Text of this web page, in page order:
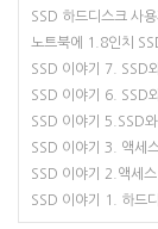
SSD 하드디스크 사
노트북에 1.8인치
SSD 이야기 7. SSD
SSD 이야기 6. SSD
SSD 이야기 5.SSD
SSD 이야기 3. 액세
SSD 이야기 2.액세
SSD 이야기 1. 하드